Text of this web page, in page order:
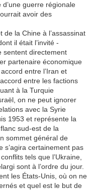
guerre régionale
avoir des
la Chine à l’assassinat
il était l’invité -
sentent directement
partenaire économique
entre l’Iran et
entre les factions
à la Turquie
on ne peut ignorer
avec la Syrie
1953 et représente la
sud-est de la
sommet général de
s’agira certainement pas
tels que l’Ukraine,
sont à l’ordre du jour.
les États-Unis, où on ne
et quel est le but de